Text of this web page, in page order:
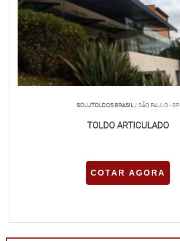
SOLUTOLDOS BRASIL/ SÃO PAULO - SP
TOLDO ARTICULADO
COTAR AGORA